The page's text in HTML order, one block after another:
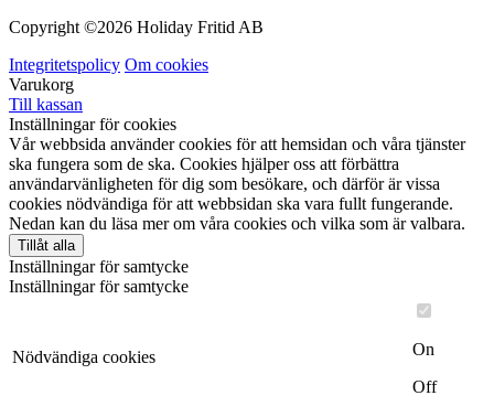
Copyright ©2026 Holiday Fritid AB
Integritetspolicy Om cookies
Varukorg
Till kassan
Inställningar för cookies
Vår webbsida använder cookies för att hemsidan och våra tjänster
ska fungera som de ska. Cookies hjälper oss att förbättra
användarvänligheten för dig som besökare, och därför är vissa
cookies nödvändiga för att webbsidan ska vara fullt fungerande.
Nedan kan du läsa mer om våra cookies och vilka som är valbara.
Tillåt alla
Inställningar för samtycke
Inställningar för samtycke
Nödvändiga cookies
On
Off